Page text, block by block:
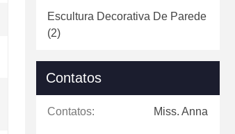
Escultura Decorativa De Parede
(2)
Contatos
Contatos: Miss. Anna